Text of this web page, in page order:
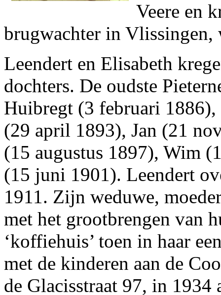
Veere en
brugwachter in
Leendert en Elisabeth
dochters. De oudste
Huibregt (3 februari
(29 april 1893), Jan (21
(15 augustus 1897), Wim
(15 juni 1901). Leendert
1911. Zijn weduwe,
met het grootbrengen van
‘koffiehuis’ toen in haar
met de kinderen aan de
de Glacisstraat 97, in 1934